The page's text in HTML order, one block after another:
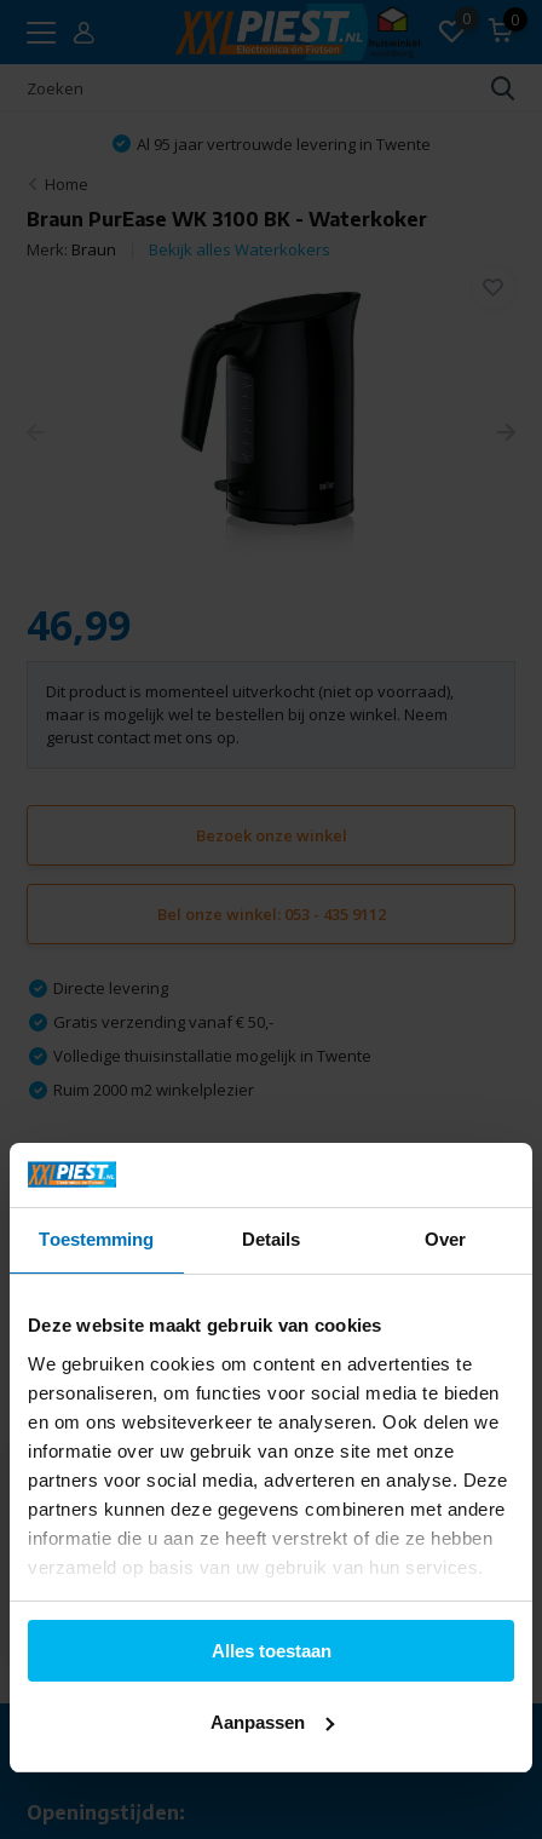
Toestemming Details Over
Deze website maakt gebruik van cookies
We gebruiken cookies om content en advertenties te
personaliseren, om functies voor social media te bieden
en om ons websiteverkeer te analyseren. Ook delen we
informatie over uw gebruik van onze site met onze
partners voor social media, adverteren en analyse. Deze
partners kunnen deze gegevens combineren met andere
informatie die u aan ze heeft verstrekt of die ze hebben
verzameld op basis van uw gebruik van hun services.
Alles toestaan
Aanpassen
0 0
Al 95 jaar vertrouwde levering in Twente
Home
Braun PurEase WK 3100 BK - Waterkoker
Merk: Braun Bekijk alles Waterkokers
46,99
Dit product is momenteel uitverkocht (niet op voorraad),
maar is mogelijk wel te bestellen bij onze winkel. Neem
gerust contact met ons op.
Bezoek onze winkel
Bel onze winkel: 053 - 435 9112
Directe levering
Gratis verzending vanaf € 50,-
Volledige thuisinstallatie mogelijk in Twente
Ruim 2000 m2 winkelplezier
Productomschrijving
Delen
Laatst bekeken
Braun PurEase WK
3100 BK - Waterkoker
46,99
Openingstijden: